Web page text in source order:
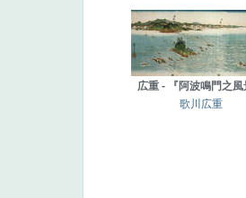
広重 - 『阿波鳴門之風
歌川広重